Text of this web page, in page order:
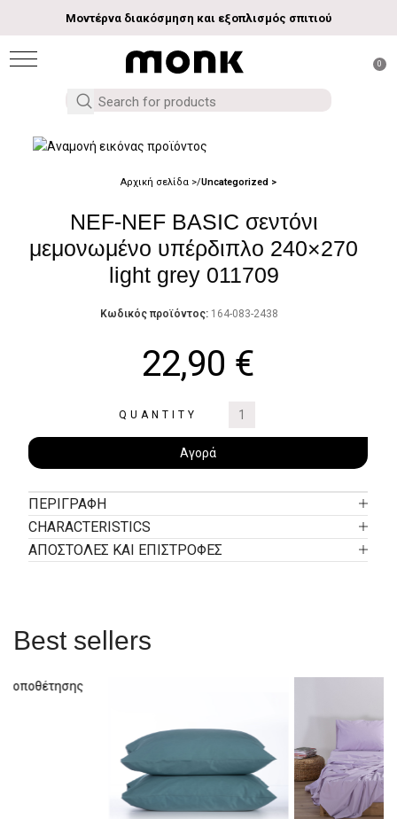
Μοντέρνα διακόσμηση και εξοπλισμός σπιτιού
0
Αρχική σελίδα Uncategorized
NEF-NEF BASIC σεντόνι
μεμονωμένο υπέρδιπλο 240×270
light grey 011709
Κωδικός προϊόντος: 164-083-2438
22,90 €
QUANTITY
Αγορά
ΠΕΡΙΓΡΑΦΉ
CHARACTERISTICS
ΑΠΟΣΤΟΛΕΣ ΚΑΙ ΕΠΙΣΤΡΟΦΕΣ
Best sellers